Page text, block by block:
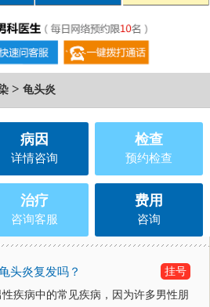
> 龟头炎
病因
详情咨询
检查
预约检查
治疗
咨询客服
费用
咨询
头炎复发吗？
挂号
疾病中的常见疾病，因为许多男性朋